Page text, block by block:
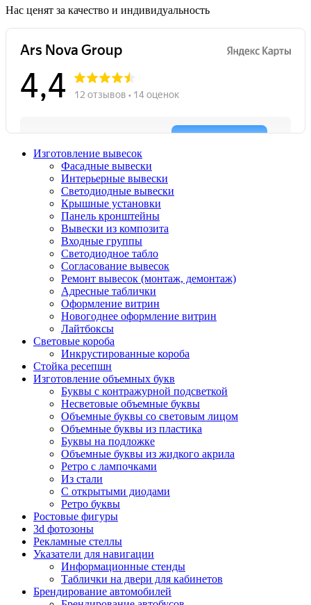
Нас ценят за качество и индивидуальность
Изготовление вывесок
Фасадные вывески
Интерьерные вывески
Светодиодные вывески
Крышные установки
Панель кронштейны
Вывески из композита
Входные группы
Светодиодное табло
Согласование вывесок
Ремонт вывесок (монтаж, демонтаж)
Адресные таблички
Оформление витрин
Новогоднее оформление витрин
Лайтбоксы
Световые короба
Инкрустированные короба
Стойка ресепшн
Изготовление объемных букв
Буквы с контражурной подсветкой
Несветовые объемные буквы
Объемные буквы со световым лицом
Объемные буквы из пластика
Буквы на подложке
Объемные буквы из жидкого акрила
Ретро с лампочками
Из стали
С открытыми диодами
Ретро буквы
Ростовые фигуры
3d фотозоны
Рекламные стеллы
Указатели для навигации
Информационные стенды
Таблички на двери для кабинетов
Брендирование автомобилей